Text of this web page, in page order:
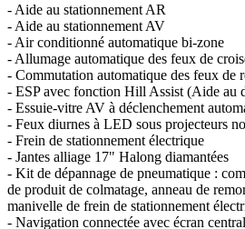
- Aide au stationnement AR
- Aide au stationnement AV
- Air conditionné automatique bi-zone
- Allumage automatique des feux de
- Commutation automatique des feux de
- ESP avec fonction Hill Assist (Aide au
- Essuie-vitre AV à déclenchement
- Feux diurnes à LED sous projecteurs
- Frein de stationnement électrique
- Jantes alliage 17" Halong diamantées
- Kit de dépannage de pneumatique :
de produit de colmatage, anneau de
manivelle de frein de stationnement
- Navigation connectée avec écran